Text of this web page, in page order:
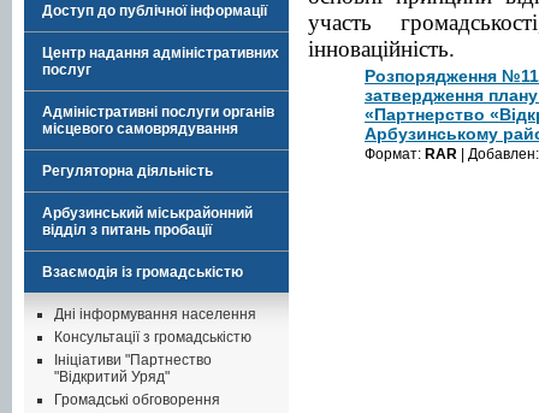
Доступ до публічної інформації
Центр надання адміністративних
послуг
Адміністративні послуги органів
місцевого самоврядування
Регуляторна діяльність
Арбузинський міськрайонний
відділ з питань пробації
Взаємодія із громадськістю
Дні інформування населення
Консультації з громадськістю
Ініціативи "Партнество
"Відкритий Уряд"
Громадські обговорення
участь
інноваційність.
Розпорядження
затвердження плану
«Партнерство
Арбузинському
Формат: RAR |